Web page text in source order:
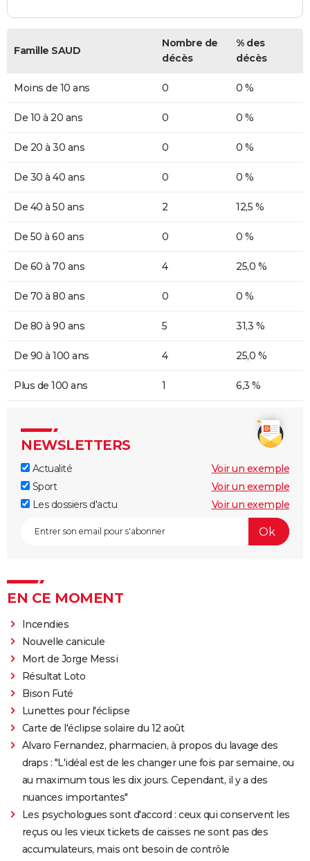
Famille SAUD
Nombre de
décès
% des
décès
Moins de 10 ans 0 0 %
De 10 à 20 ans 0 0 %
De 20 à 30 ans 0 0 %
De 30 à 40 ans 0 0 %
De 40 à 50 ans 2 12,5 %
De 50 à 60 ans 0 0 %
De 60 à 70 ans 4 25,0 %
De 70 à 80 ans 0 0 %
De 80 à 90 ans 5 31,3 %
De 90 à 100 ans 4 25,0 %
Plus de 100 ans 1 6,3 %
NEWSLETTERS
Actualité
Voir un exemple
Sport
Voir un exemple
Les dossiers d'actu
Voir un exemple
EN CE MOMENT
Incendies
Nouvelle canicule
Mort de Jorge Messi
Résultat Loto
Bison Futé
Lunettes pour l'éclipse
Carte de l'éclipse solaire du 12 août
Alvaro Fernandez, pharmacien, à propos du lavage des
draps : "L'idéal est de les changer une fois par semaine, ou
au maximum tous les dix jours. Cependant, il y a des
nuances importantes"
Les psychologues sont d'accord : ceux qui conservent les
reçus ou les vieux tickets de caisses ne sont pas des
accumulateurs, mais ont besoin de contrôle